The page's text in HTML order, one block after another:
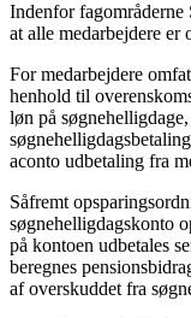
Indenfor
at alle medarbejdere er
For medarbejdere
henhold til
løn på
aconto udbetaling fra
Såfremt
søgnehelligdagskonto
på kontoen udbetales
beregnes
af overskuddet fra